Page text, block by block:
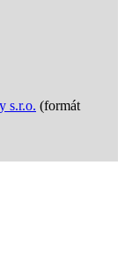
s.r.o. (formát